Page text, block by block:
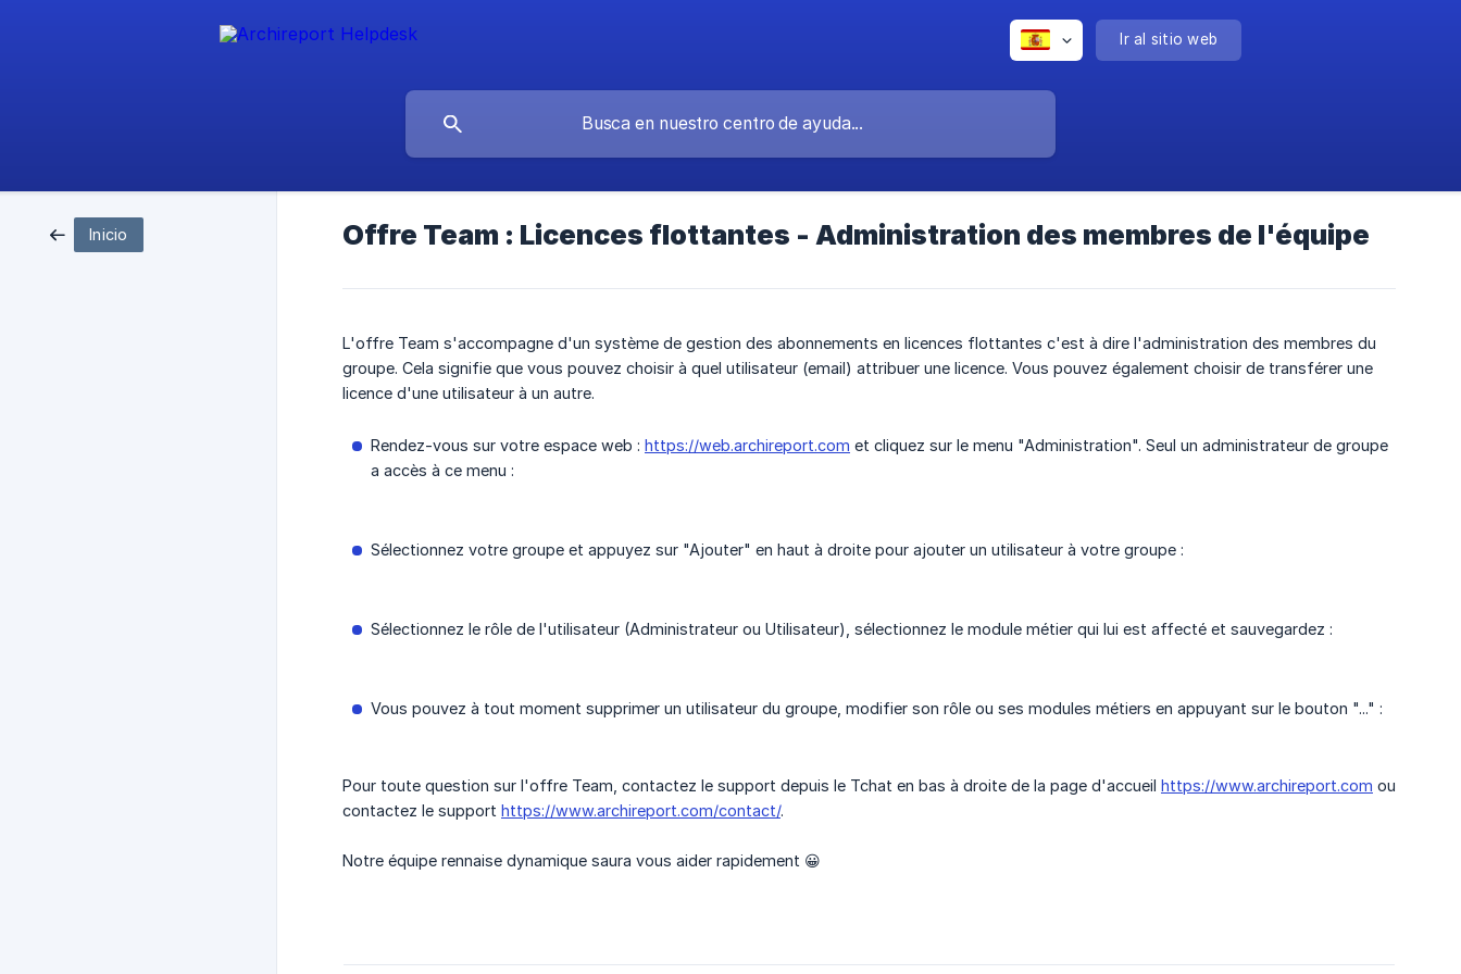
Ir al sitio web
Inicio Offre Team : Licences flottantes - Administration des membres de l'équipe
L'offre Team s'accompagne d'un système de gestion des abonnements en licences flottantes c'est à dire l'administration des membres du
groupe. Cela signifie que vous pouvez choisir à quel utilisateur (email) attribuer une licence. Vous pouvez également choisir de transférer une
licence d'une utilisateur à un autre.
Rendez-vous sur votre espace web : https://web.archireport.com et cliquez sur le menu "Administration". Seul un administrateur de groupe
a accès à ce menu :
Sélectionnez votre groupe et appuyez sur "Ajouter" en haut à droite pour ajouter un utilisateur à votre groupe :
Sélectionnez le rôle de l'utilisateur (Administrateur ou Utilisateur), sélectionnez le module métier qui lui est affecté et sauvegardez :
Vous pouvez à tout moment supprimer un utilisateur du groupe, modifier son rôle ou ses modules métiers en appuyant sur le bouton "..." :
Pour toute question sur l'offre Team, contactez le support depuis le Tchat en bas à droite de la page d'accueil https://www.archireport.com ou
contactez le support https://www.archireport.com/contact/.
Notre équipe rennaise dynamique saura vous aider rapidement 😀